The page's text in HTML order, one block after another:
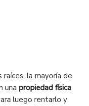
la mayoría de
una propiedad física.
luego rentarlo y